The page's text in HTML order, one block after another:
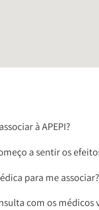
à APEPI?
a sentir os
para me associar?
com os médicos